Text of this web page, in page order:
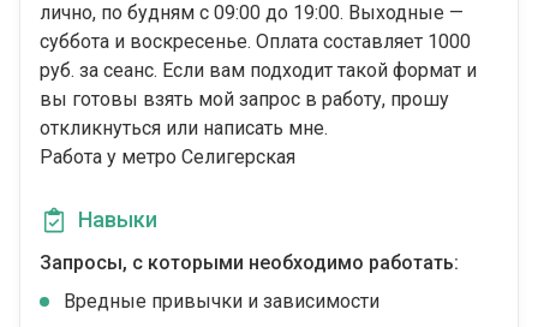
лично, по будням с 09:00 до 19:00. Выходные —
суббота и воскресенье. Оплата составляет 1000
руб. за сеанс. Если вам подходит такой формат и
вы готовы взять мой запрос в работу, прошу
откликнуться или написать мне.
Работа у метро Селигерская
Навыки
Запросы, с которыми необходимо работать:
Вредные привычки и зависимости